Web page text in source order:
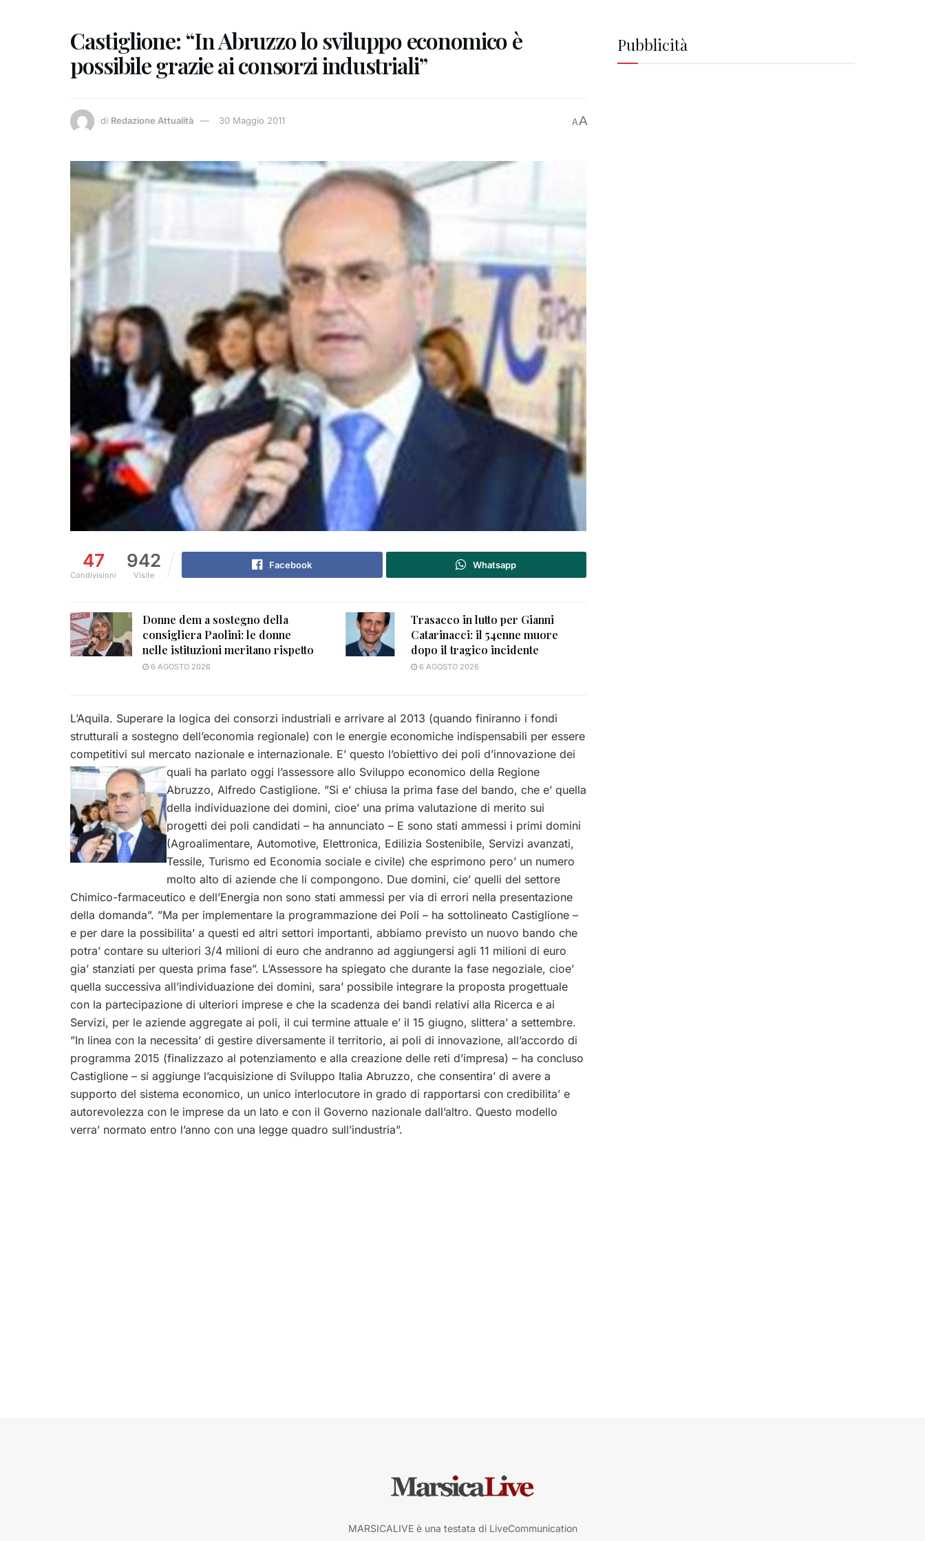
Castiglione: “In Abruzzo lo sviluppo economico è
possibile grazie ai consorzi industriali”
di Redazione Attualità 30 Maggio 2011 AA
47
Condivisioni
942
Visite
Facebook Whatsapp
Donne dem a sostegno della
consigliera Paolini: le donne
nelle istituzioni meritano rispetto
6 AGOSTO 2026
Trasacco in lutto per Gianni
Catarinacci: il 54enne muore
dopo il tragico incidente
6 AGOSTO 2026
L’Aquila. Superare la logica dei consorzi industriali e arrivare al 2013 (quando finiranno i fondi
strutturali a sostegno dell’economia regionale) con le energie economiche indispensabili per essere
competitivi sul mercato nazionale e internazionale. E’ questo l’obiettivo dei poli d’innovazione dei
quali ha parlato oggi l’assessore allo Sviluppo economico della Regione
Abruzzo, Alfredo Castiglione. ”Si e’ chiusa la prima fase del bando, che e’ quella
della individuazione dei domini, cioe’ una prima valutazione di merito sui
progetti dei poli candidati – ha annunciato – E sono stati ammessi i primi domini
(Agroalimentare, Automotive, Elettronica, Edilizia Sostenibile, Servizi avanzati,
Tessile, Turismo ed Economia sociale e civile) che esprimono pero’ un numero
molto alto di aziende che li compongono. Due domini, cie’ quelli del settore
Chimico-farmaceutico e dell’Energia non sono stati ammessi per via di errori nella presentazione
della domanda”. ”Ma per implementare la programmazione dei Poli – ha sottolineato Castiglione –
e per dare la possibilita’ a questi ed altri settori importanti, abbiamo previsto un nuovo bando che
potra’ contare su ulteriori 3/4 milioni di euro che andranno ad aggiungersi agli 11 milioni di euro
gia’ stanziati per questa prima fase”. L’Assessore ha spiegato che durante la fase negoziale, cioe’
quella successiva all’individuazione dei domini, sara’ possibile integrare la proposta progettuale
con la partecipazione di ulteriori imprese e che la scadenza dei bandi relativi alla Ricerca e ai
Servizi, per le aziende aggregate ai poli, il cui termine attuale e’ il 15 giugno, slittera’ a settembre.
”In linea con la necessita’ di gestire diversamente il territorio, ai poli di innovazione, all’accordo di
programma 2015 (finalizzazo al potenziamento e alla creazione delle reti d’impresa) – ha concluso
Castiglione – si aggiunge l’acquisizione di Sviluppo Italia Abruzzo, che consentira’ di avere a
supporto del sistema economico, un unico interlocutore in grado di rapportarsi con credibilita’ e
autorevolezza con le imprese da un lato e con il Governo nazionale dall’altro. Questo modello
verra’ normato entro l’anno con una legge quadro sull’industria”.
Pubblicità
MARSICALIVE è una testata di LiveCommunication